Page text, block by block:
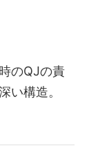
のQJの責
い構造。